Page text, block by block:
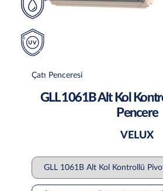
Çatı Penceresi
GLL 1061B Alt Kol
Pencere
VELUX